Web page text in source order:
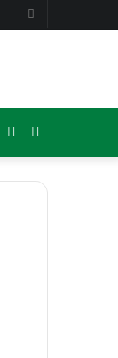
Rechercher
skin
Sidebar
(barre